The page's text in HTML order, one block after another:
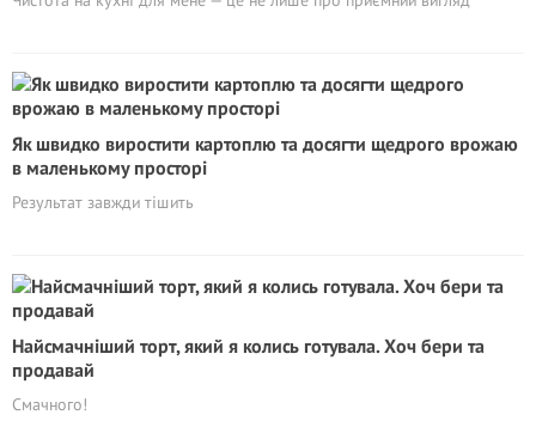
Як швидко виростити картоплю та досягти щедрого врожаю
в маленькому просторі
Результат завжди тішить
Найсмачніший торт, який я колись готувала. Хоч бери та
продавай
Смачного!